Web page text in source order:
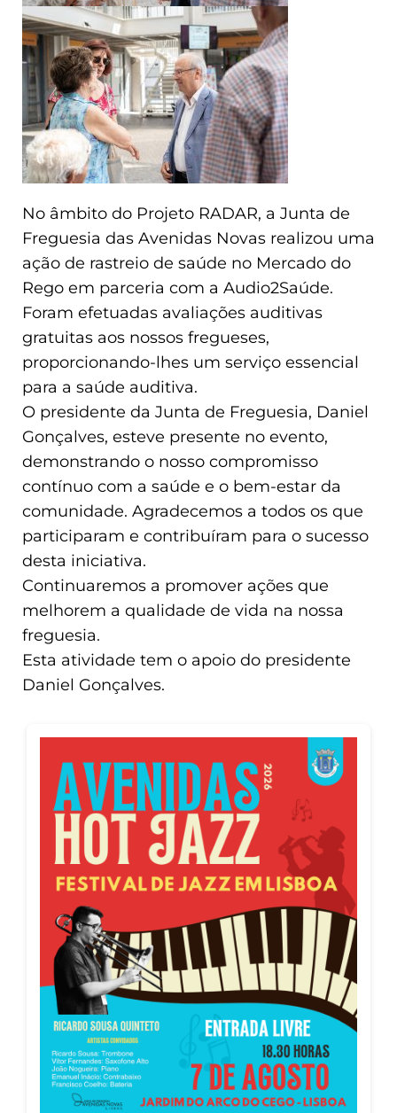
No âmbito do Projeto RADAR, a Junta de
Freguesia das Avenidas Novas realizou uma
ação de rastreio de saúde no Mercado do
Rego em parceria com a Audio2Saúde.
Foram efetuadas avaliações auditivas
gratuitas aos nossos fregueses,
proporcionando-lhes um serviço essencial
para a saúde auditiva.
O presidente da Junta de Freguesia, Daniel
Gonçalves, esteve presente no evento,
demonstrando o nosso compromisso
contínuo com a saúde e o bem-estar da
comunidade. Agradecemos a todos os que
participaram e contribuíram para o sucesso
desta iniciativa.
Continuaremos a promover ações que
melhorem a qualidade de vida na nossa
freguesia.
Esta atividade tem o apoio do presidente
Daniel Gonçalves.